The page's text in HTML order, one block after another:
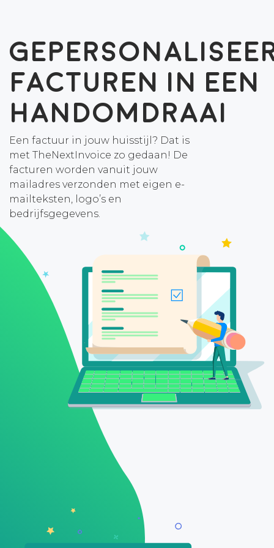
facturen in een
handomdraai
Een factuur in jouw huisstijl? Dat is
met TheNextInvoice zo gedaan! De
facturen worden vanuit jouw
mailadres verzonden met eigen e-
mailteksten, logo’s en
bedrijfsgegevens.